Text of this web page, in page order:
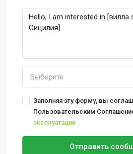
Выберите
Заполняя эту форму, вы
Пользовательским
эксплуатации
Отправить